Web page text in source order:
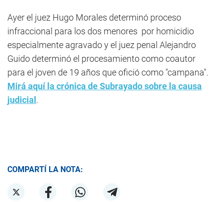
Ayer el juez Hugo Morales determinó proceso
infraccional para los dos menores por homicidio
especialmente agravado y el juez penal Alejandro
Guido determinó el procesamiento como coautor
para el joven de 19 años que ofició como "campana".
Mirá aquí la crónica de Subrayado sobre la causa
judicial .
COMPARTÍ LA NOTA: